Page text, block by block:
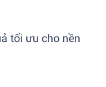
tối ưu cho nền